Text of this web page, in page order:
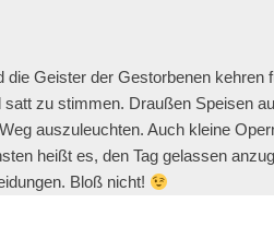
Geister der Gestorbenen kehren
zu stimmen. Draußen Speisen
auszuleuchten. Auch kleine
heißt es, den Tag gelassen
Bloß nicht!